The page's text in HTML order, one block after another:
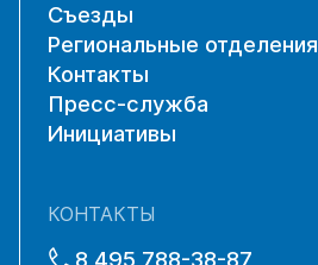
Съезды
Региональные отделения
Контакты
Пресс-служба
Инициативы
КОНТАКТЫ
8 495 788-38-87